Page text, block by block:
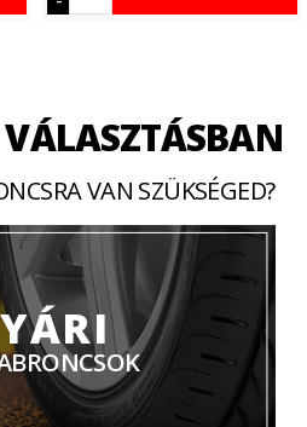
VAN SZÜKSÉGED?